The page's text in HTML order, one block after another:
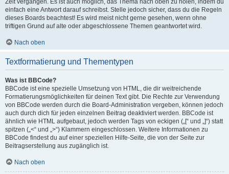
Zeit vergangen. Es ist auch möglich, das Thema nach oben zu holen, indem du
einfach eine Antwort darauf schreibst. Stelle jedoch sicher, dass du die Regeln
dieses Boards beachtest! Es wird meist nicht gerne gesehen, wenn ohne
triftigen Grund auf alte oder abgeschlossene Themen geantwortet wird.
Nach oben
Textformatierung und Thementypen
Was ist BBCode?
BBCode ist eine spezielle Umsetzung von HTML, die dir weitreichende
Formatierungsmöglichkeiten für deinen Text gibt. Die Rechte zur Verwendung
von BBCode werden durch die Board-Administration vergeben, können jedoch
auch durch dich für jeden einzelnen Beitrag deaktiviert werden. BBCode ist
ähnlich wie HTML aufgebaut, jedoch werden Tags von eckigen („[“ und „]“) statt
spitzen („<“ und „>“) Klammern eingeschlossen. Weitere Informationen zu
BBCode findest du auf einer speziellen Hilfe-Seite, die von der Seite zur
Beitragserstellung aus zugänglich ist.
Nach oben